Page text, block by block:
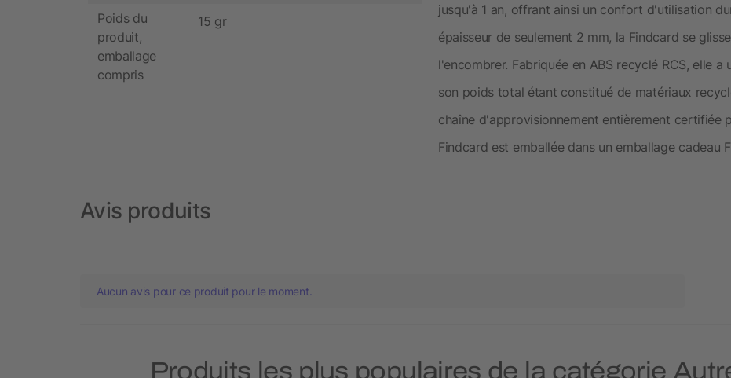
Poids du
produit,
emballage
compris
15 gr
jusqu'à 1 an, offrant ainsi un confort d'utilisation
épaisseur de seulement 2 mm, la Findcard se
l'encombrer. Fabriquée en ABS recyclé RCS, elle
son poids total étant constitué de matériaux
chaîne d'approvisionnement entièrement certifiée
Findcard est emballée dans un emballage cadeau
Avis produits
Aucun avis pour ce produit pour le moment.
Produits les plus populaires de la catégorie